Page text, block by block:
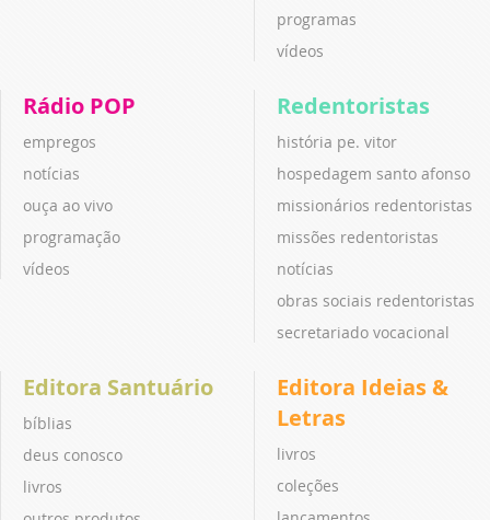
programas
vídeos
Rádio POP
empregos
notícias
ouça ao vivo
programação
vídeos
Redentoristas
história pe. vitor
hospedagem santo afonso
missionários redentoristas
missões redentoristas
notícias
obras sociais redentoristas
secretariado vocacional
Editora Santuário
bíblias
deus conosco
livros
Editora Ideias &
Letras
livros
coleções